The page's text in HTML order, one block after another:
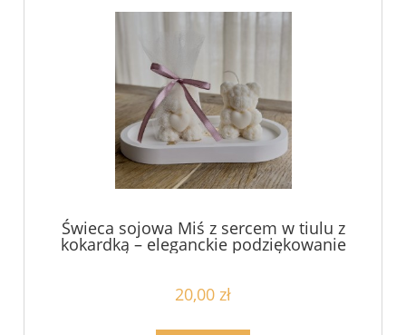
Świeca sojowa Miś z sercem w tiulu z
kokardką – eleganckie podziękowanie
dla gości hurtowe ceny od 15 sztuk
20,00 zł